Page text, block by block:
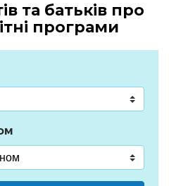
та батьків про
програми